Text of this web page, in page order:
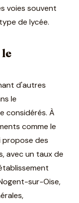
voies souvent
de lycée.
d'autres
le
considérés. À
comme le
propose des
avec un taux de
sur-Oise,